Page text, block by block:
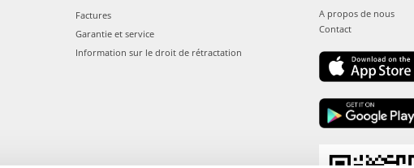
Factures
Garantie et service
Information sur le droit de rétractation
A propos de nous
Contact